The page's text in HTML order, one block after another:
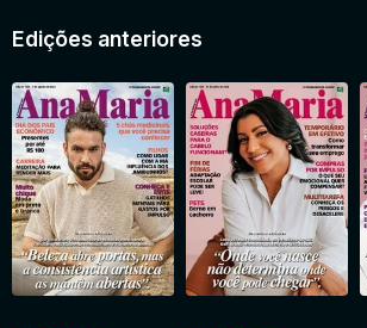
Edições anteriores